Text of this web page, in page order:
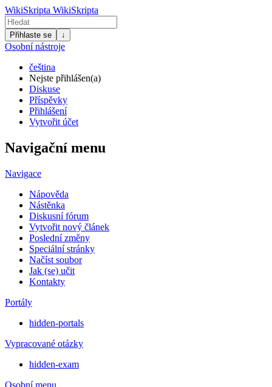
WikiSkripta WikiSkripta
Přihlaste se ↓
Osobní nástroje
čeština
Nejste přihlášen(a)
Diskuse
Příspěvky
Přihlášení
Vytvořit účet
Navigační menu
Navigace
Nápověda
Nástěnka
Diskusní fórum
Vytvořit nový článek
Poslední změny
Speciální stránky
Načíst soubor
Jak (se) učit
Kontakty
Portály
hidden-portals
Vypracované otázky
hidden-exam
Osobní menu